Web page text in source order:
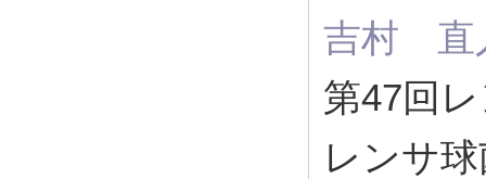
吉村 直
第47回
レンサ